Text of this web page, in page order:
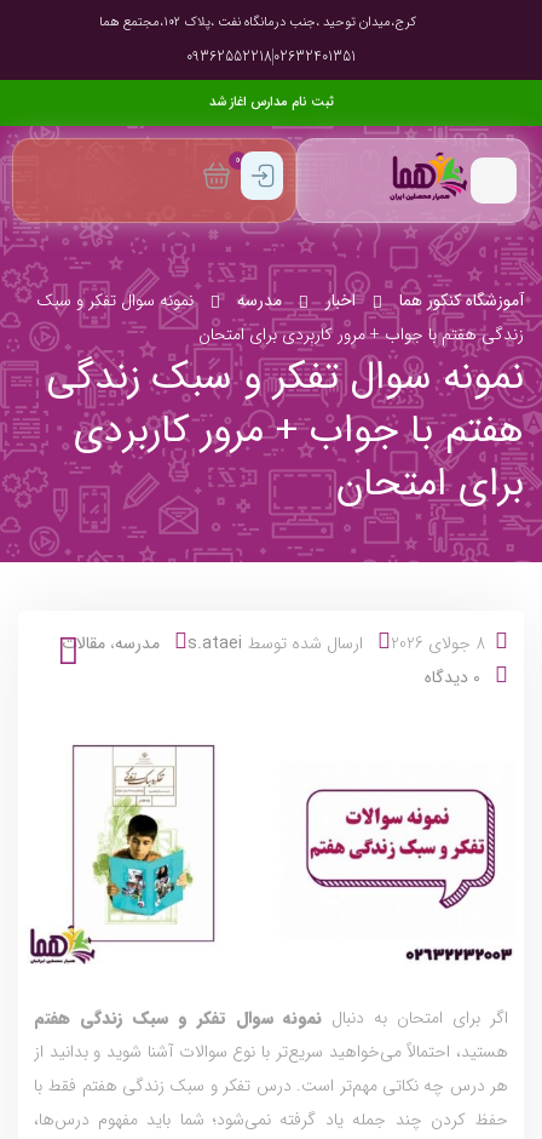
کرج،میدان توحید ،جنب درمانگاه نفت ،پلاک ۱۰۲،مجتمع هما
02632401351
09362552218
ثبت نام مدارس اغاز شد
0
آموزشگاه کنکور هما اخبار مدرسه
نمونه سوال تفکر و سبک
زندگی هفتم با جواب + مرور کاربردی برای امتحان
نمونه سوال تفکر و سبک زندگی
هفتم با جواب + مرور کاربردی
برای امتحان
8 جولای 2026 ارسال شده توسط s.ataei مدرسه، مقالات
0 دیدگاه
اگر برای امتحان به دنبال نمونه سوال تفکر و سبک زندگی هفتم
هستید، احتمالاً می‌خواهید سریع‌تر با نوع سوالات آشنا شوید و بدانید از
هر درس چه نکاتی مهم‌تر است. درس تفکر و سبک زندگی هفتم فقط با
حفظ کردن چند جمله یاد گرفته نمی‌شود؛ شما باید مفهوم درس‌ها،